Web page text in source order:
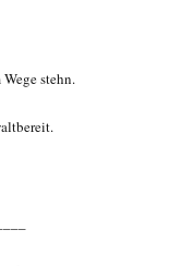
stehn.